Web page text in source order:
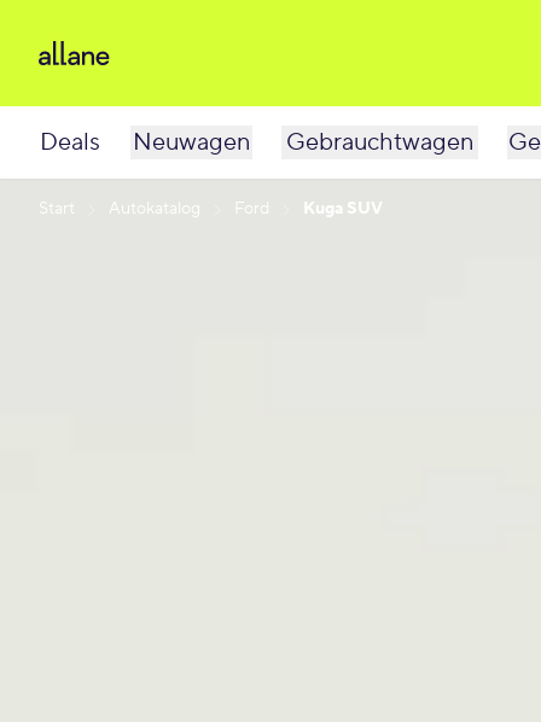
Deals Neuwagen Gebrauchtwagen
Start Autokatalog Ford Kuga SUV